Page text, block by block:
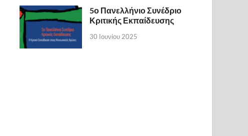
5ο Πανελλήνιο Συνέδριο
Κριτικής Εκπαίδευσης
30 Ιουνίου 2025